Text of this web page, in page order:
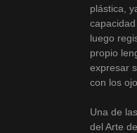
plástica,
luego
propio
expresar
con los
Una de
del Arte